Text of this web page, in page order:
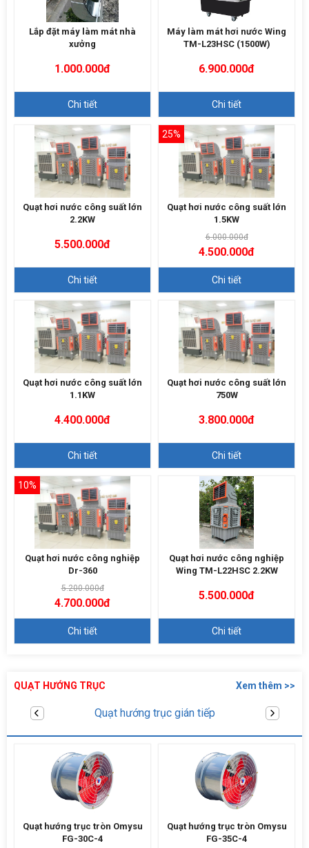
Lắp đặt máy làm mát nhà
xưởng
1.000.000đ
Chi tiết
Máy làm mát hơi nước Wing
TM-L23HSC (1500W)
6.900.000đ
Chi tiết
Quạt hơi nước công suất lớn
2.2KW
5.500.000đ
Chi tiết
25%
Quạt hơi nước công suất lớn
1.5KW
6.000.000đ
4.500.000đ
Chi tiết
Quạt hơi nước công suất lớn
1.1KW
4.400.000đ
Chi tiết
Quạt hơi nước công suất lớn
750W
3.800.000đ
Chi tiết
10%
Quạt hơi nước công nghiệp
Dr-360
5.200.000đ
4.700.000đ
Chi tiết
Quạt hơi nước công nghiệp
Wing TM-L22HSC 2.2KW
5.500.000đ
Chi tiết
QUẠT HƯỚNG TRỤC Xem thêm >>
Quạt hướng trục trực tiếp
Quạt hướng trục tròn Omysu
FG-30C-4
Quạt hướng trục tròn Omysu
FG-35C-4